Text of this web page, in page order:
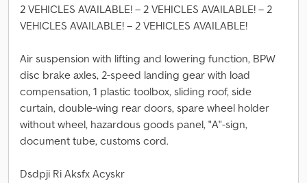
2 VEHICLES AVAILABLE! – 2 VEHICLES AVAILABLE! – 2
VEHICLES AVAILABLE! – 2 VEHICLES AVAILABLE!
Air suspension with lifting and lowering function, BPW
disc brake axles, 2-speed landing gear with load
compensation, 1 plastic toolbox, sliding roof, side
curtain, double-wing rear doors, spare wheel holder
without wheel, hazardous goods panel, "A"-sign,
document tube, customs cord.
Dsdpji Ri Aksfx Acyskr